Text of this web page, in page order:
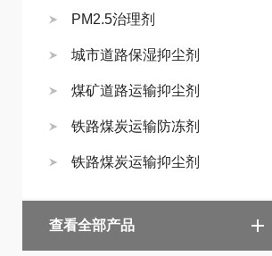
PM2.5治理剂
城市道路保湿抑尘剂
煤矿道路运输抑尘剂
铁路煤炭运输防冻剂
铁路煤炭运输抑尘剂
查看全部产品